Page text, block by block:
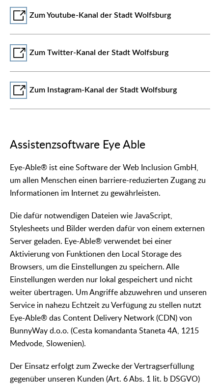
Zum Youtube-Kanal der Stadt Wolfsburg
Zum Twitter-Kanal der Stadt Wolfsburg
Zum Instagram-Kanal der Stadt Wolfsburg
Assistenzsoftware Eye Able
Eye-Able® ist eine Software der Web Inclusion GmbH,
um allen Menschen einen barriere-reduzierten Zugang zu
Informationen im Internet zu gewährleisten.
Die dafür notwendigen Dateien wie JavaScript,
Stylesheets und Bilder werden dafür von einem externen
Server geladen. Eye-Able® verwendet bei einer
Aktivierung von Funktionen den Local Storage des
Browsers, um die Einstellungen zu speichern. Alle
Einstellungen werden nur lokal gespeichert und nicht
weiter übertragen. Um Angriffe abzuwehren und unseren
Service in nahezu Echtzeit zu Verfügung zu stellen nutzt
Eye-Able® das Content Delivery Network (CDN) von
BunnyWay d.o.o. (Cesta komandanta Staneta 4A, 1215
Medvode, Slowenien).
Der Einsatz erfolgt zum Zwecke der Vertragserfüllung
gegenüber unseren Kunden (Art. 6 Abs. 1 lit. b DSGVO)